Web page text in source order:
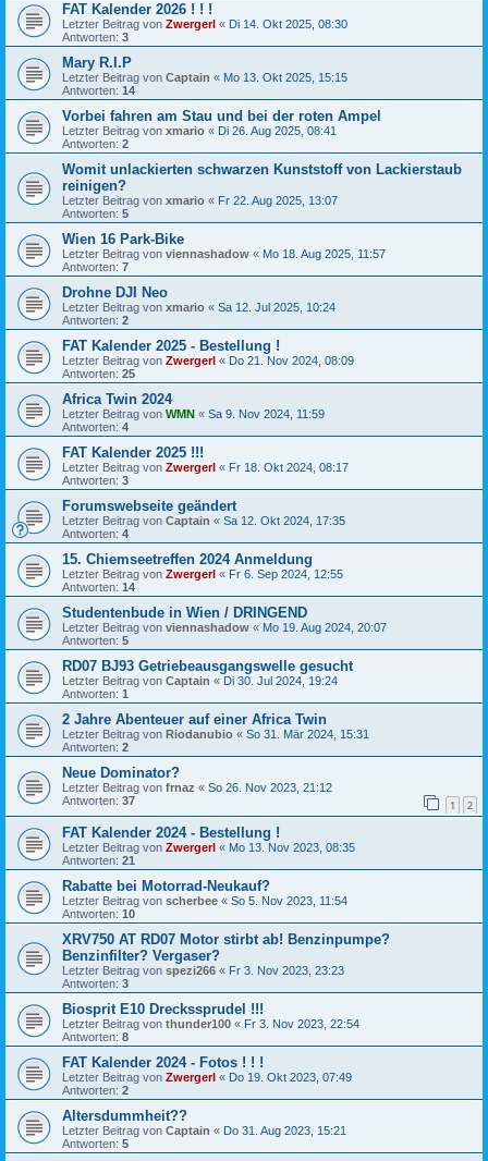
FAT Kalender 2026 ! ! !
Letzter Beitrag von Zwergerl « Di 14. Okt 2025, 08:30
Antworten: 3
Mary R.I.P
Letzter Beitrag von Captain « Mo 13. Okt 2025, 15:15
Antworten: 14
Vorbei fahren am Stau und bei der roten Ampel
Letzter Beitrag von xmario « Di 26. Aug 2025, 08:41
Antworten: 2
Womit unlackierten schwarzen Kunststoff von Lackierstaub
reinigen?
Letzter Beitrag von xmario « Fr 22. Aug 2025, 13:07
Antworten: 5
Wien 16 Park-Bike
Letzter Beitrag von viennashadow « Mo 18. Aug 2025, 11:57
Antworten: 7
Drohne DJI Neo
Letzter Beitrag von xmario « Sa 12. Jul 2025, 10:24
Antworten: 2
FAT Kalender 2025 - Bestellung !
Letzter Beitrag von Zwergerl « Do 21. Nov 2024, 08:09
Antworten: 25
Africa Twin 2024
Letzter Beitrag von WMN « Sa 9. Nov 2024, 11:59
Antworten: 4
FAT Kalender 2025 !!!
Letzter Beitrag von Zwergerl « Fr 18. Okt 2024, 08:17
Antworten: 3
Forumswebseite geändert
Letzter Beitrag von Captain « Sa 12. Okt 2024, 17:35
Antworten: 4
15. Chiemseetreffen 2024 Anmeldung
Letzter Beitrag von Zwergerl « Fr 6. Sep 2024, 12:55
Antworten: 14
Studentenbude in Wien / DRINGEND
Letzter Beitrag von viennashadow « Mo 19. Aug 2024, 20:07
Antworten: 5
RD07 BJ93 Getriebeausgangswelle gesucht
Letzter Beitrag von Captain « Di 30. Jul 2024, 19:24
Antworten: 1
2 Jahre Abenteuer auf einer Africa Twin
Letzter Beitrag von Riodanubio « So 31. Mär 2024, 15:31
Antworten: 2
Neue Dominator?
Letzter Beitrag von frnaz « So 26. Nov 2023, 21:12
Antworten: 37 1 2
FAT Kalender 2024 - Bestellung !
Letzter Beitrag von Zwergerl « Mo 13. Nov 2023, 08:35
Antworten: 21
Rabatte bei Motorrad-Neukauf?
Letzter Beitrag von scherbee « So 5. Nov 2023, 11:54
Antworten: 10
XRV750 AT RD07 Motor stirbt ab! Benzinpumpe?
Benzinfilter? Vergaser?
Letzter Beitrag von spezi266 « Fr 3. Nov 2023, 23:23
Antworten: 3
Biosprit E10 Dreckssprudel !!!
Letzter Beitrag von thunder100 « Fr 3. Nov 2023, 22:54
Antworten: 8
FAT Kalender 2024 - Fotos ! ! !
Letzter Beitrag von Zwergerl « Do 19. Okt 2023, 07:49
Antworten: 2
Altersdummheit??
Letzter Beitrag von Captain « Do 31. Aug 2023, 15:21
Antworten: 5